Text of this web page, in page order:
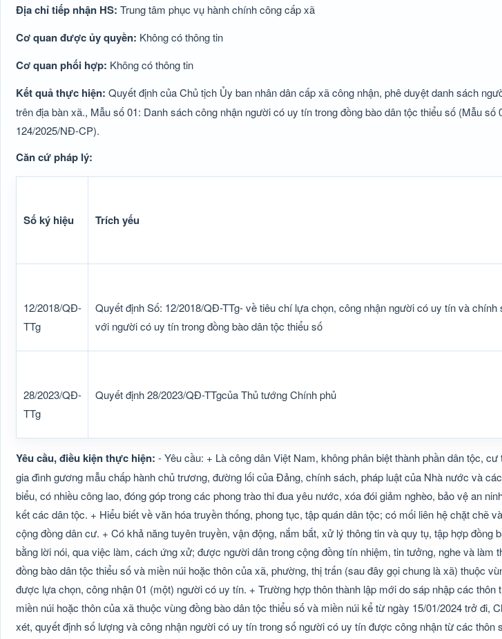
Địa chỉ tiếp nhận HS: Trung tâm phục vụ hành chính công cấp xã
Cơ quan được ủy quyền: Không có thông tin
Cơ quan phối hợp: Không có thông tin
Kết quả thực hiện: Quyết định của Chủ tịch Ủy ban nhân dân cấp xã công nhận, phê duyệt danh sách
trên địa bàn xã., Mẫu số 01: Danh sách công nhận người có uy tín trong đồng bào dân tộc thiểu số (Mẫu số
124/2025/NĐ-CP).
Căn cứ pháp lý:
Số ký hiệu Trích yếu
12/2018/QĐ-
TTg
Quyết định Số: 12/2018/QĐ-TTg- về tiêu chí lựa chọn, công nhận người có uy tín và chính
với người có uy tín trong đồng bào dân tộc thiểu số
28/2023/QĐ-
TTg
Quyết định 28/2023/QĐ-TTgcủa Thủ tướng Chính phủ
Yêu cầu, điều kiện thực hiện: - Yêu cầu: + Là công dân Việt Nam, không phân biệt thành phần dân tộc,
gia đình gương mẫu chấp hành chủ trương, đường lối của Đảng, chính sách, pháp luật của Nhà nước và
biểu, có nhiều công lao, đóng góp trong các phong trào thi đua yêu nước, xóa đói giảm nghèo, bảo vệ an
kết các dân tộc. + Hiểu biết về văn hóa truyền thống, phong tục, tập quán dân tộc; có mối liên hệ chặt chẽ
cộng đồng dân cư. + Có khả năng tuyên truyền, vận động, nắm bắt, xử lý thông tin và quy tụ, tập hợp đồng
bằng lời nói, qua việc làm, cách ứng xử; được người dân trong cộng đồng tín nhiệm, tin tưởng, nghe và làm
đồng bào dân tộc thiểu số và miền núi hoặc thôn của xã, phường, thị trấn (sau đây gọi chung là xã) thuộc
được lựa chọn, công nhận 01 (một) người có uy tín. + Trường hợp thôn thành lập mới do sáp nhập các thôn
miền núi hoặc thôn của xã thuộc vùng đồng bào dân tộc thiểu số và miền núi kể từ ngày 15/01/2024 trở đi,
xét, quyết định số lượng và công nhận người có uy tín trong số người có uy tín được công nhận từ các thôn